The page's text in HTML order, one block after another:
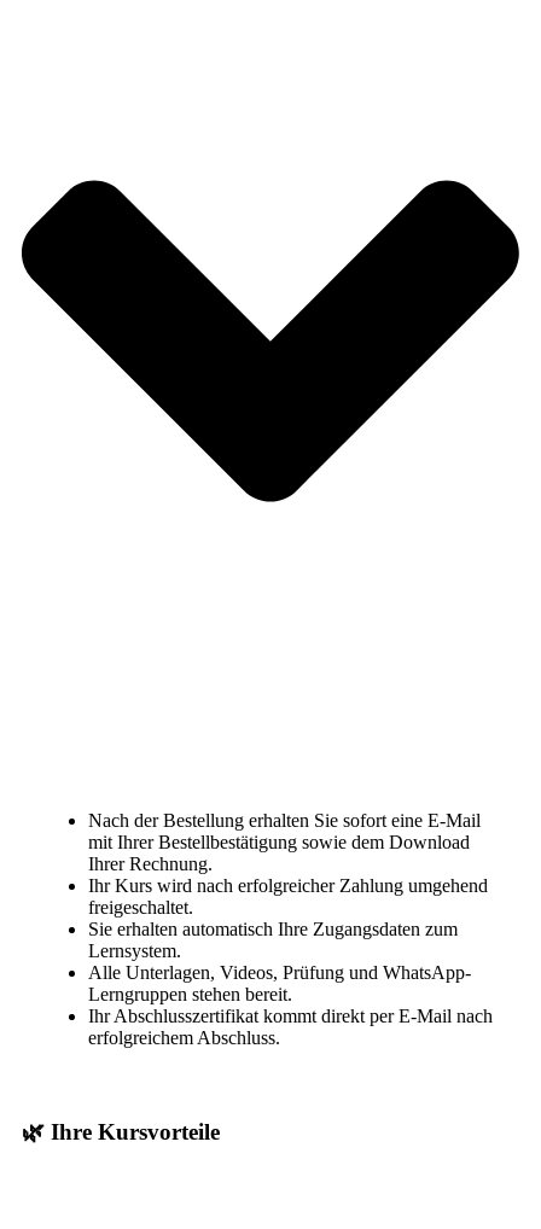
Nach der Bestellung erhalten Sie sofort eine E-Mail
mit Ihrer Bestellbestätigung sowie dem Download
Ihrer Rechnung.
Ihr Kurs wird nach erfolgreicher Zahlung umgehend
freigeschaltet.
Sie erhalten automatisch Ihre Zugangsdaten zum
Lernsystem.
Alle Unterlagen, Videos, Prüfung und WhatsApp-
Lerngruppen stehen bereit.
Ihr Abschlusszertifikat kommt direkt per E-Mail nach
erfolgreichem Abschluss.
🌿 Ihre Kursvorteile